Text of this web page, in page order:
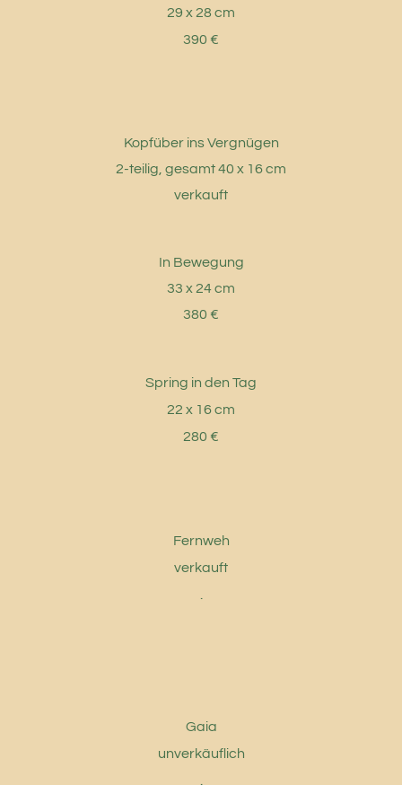
29 x 28 cm
390 €
Kopfüber ins Vergnügen
2-teilig, gesamt 40 x 16 cm
verkauft
In Bewegung
33 x 24 cm
380 €
Spring in den Tag
22 x 16 cm
280 €
Fernweh
verkauft
.
Gaia
unverkäuflich